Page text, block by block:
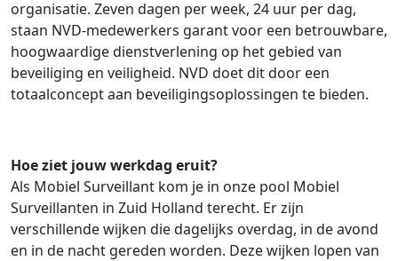
organisatie. Zeven dagen per week, 24 uur per dag,
staan NVD-medewerkers garant voor een betrouwbare,
hoogwaardige dienstverlening op het gebied van
beveiliging en veiligheid. NVD doet dit door een
totaalconcept aan beveiligingsoplossingen te bieden.
Hoe ziet jouw werkdag eruit?
Als Mobiel Surveillant kom je in onze pool Mobiel
Surveillanten in Zuid Holland terecht. Er zijn
verschillende wijken die dagelijks overdag, in de avond
en in de nacht gereden worden. Deze wijken lopen van